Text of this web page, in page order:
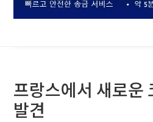
프랑스에서 새로운
발견